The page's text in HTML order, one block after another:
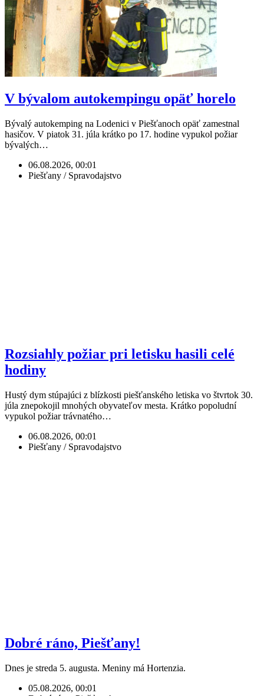
V bývalom autokempingu opäť horelo
Bývalý autokemping na Lodenici v Piešťanoch opäť zamestnal
hasičov. V piatok 31. júla krátko po 17. hodine vypukol požiar
bývalých…
06.08.2026, 00:01
Piešťany / Spravodajstvo
Rozsiahly požiar pri letisku hasili celé
hodiny
Hustý dym stúpajúci z blízkosti piešťanského letiska vo štvrtok 30.
júla znepokojil mnohých obyvateľov mesta. Krátko popoludní
vypukol požiar trávnatého…
06.08.2026, 00:01
Piešťany / Spravodajstvo
Dobré ráno, Piešťany!
Dnes je streda 5. augusta. Meniny má Hortenzia.
05.08.2026, 00:01